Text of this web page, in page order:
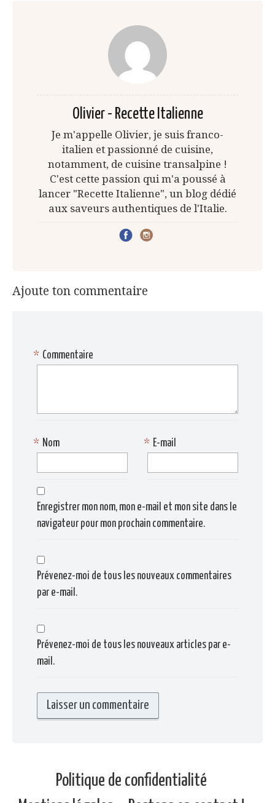
Olivier - Recette Italienne
Je m'appelle Olivier, je suis franco-
italien et passionné de cuisine,
notamment, de cuisine transalpine !
C'est cette passion qui m'a poussé à
lancer "Recette Italienne", un blog dédié
aux saveurs authentiques de l'Italie.
Ajoute ton commentaire
Commentaire
*
Nom
* E-mail
*
Enregistrer mon nom, mon e-mail et mon site dans le
navigateur pour mon prochain commentaire.
Prévenez-moi de tous les nouveaux commentaires
par e-mail.
Prévenez-moi de tous les nouveaux articles par e-
mail.
Politique de confidentialité